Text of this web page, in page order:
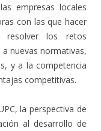
empresas locales
con las que hacer
resolver los retos
nuevas normativas,
y a la competencia
competitivas.
la perspectiva de
al desarrollo de